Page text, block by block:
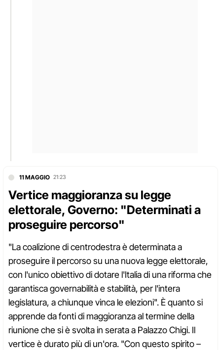
11 MAGGIO 21:23
Vertice maggioranza su legge
elettorale, Governo: "Determinati a
proseguire percorso"
"La coalizione di centrodestra è determinata a
proseguire il percorso su una nuova legge elettorale,
con l'unico obiettivo di dotare l'Italia di una riforma che
garantisca governabilità e stabilità, per l'intera
legislatura, a chiunque vinca le elezioni". È quanto si
apprende da fonti di maggioranza al termine della
riunione che si è svolta in serata a Palazzo Chigi. Il
vertice è durato più di un'ora. "Con questo spirito –